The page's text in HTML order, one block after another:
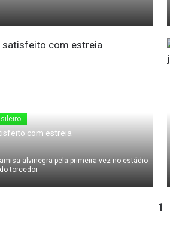
com estreia
alvinegra pela primeira vez no estádio
torcedor
1